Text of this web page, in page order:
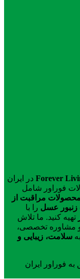
Forever در ایران
فوراور شامل
محصولات مراقبت از
زنبور عسل را با
تهیه کنید. ما تلاش
و مشاوره تخصصی،
سلامت، زیبایی و
فوراور ایران